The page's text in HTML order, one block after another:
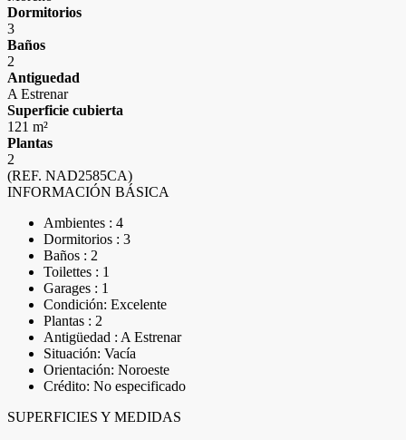
Dormitorios
3
Baños
2
Antiguedad
A Estrenar
Superficie cubierta
121 m²
Plantas
2
(REF. NAD2585CA)
INFORMACIÓN BÁSICA
Ambientes : 4
Dormitorios : 3
Baños : 2
Toilettes : 1
Garages : 1
Condición: Excelente
Plantas : 2
Antigüedad : A Estrenar
Situación: Vacía
Orientación: Noroeste
Crédito: No especificado
SUPERFICIES Y MEDIDAS